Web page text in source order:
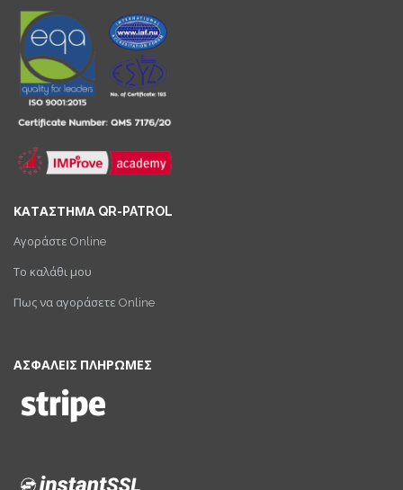
ΚΑΤΑΣΤΗΜΑ QR-PATROL
Αγοράστε Online
Το καλάθι μου
Πως να αγοράσετε Online
ΑΣΦΑΛΕΙΣ ΠΛΗΡΩΜΕΣ